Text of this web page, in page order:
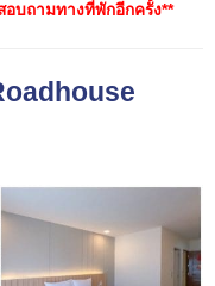
บถามทางที่พักอีกครั้ง**